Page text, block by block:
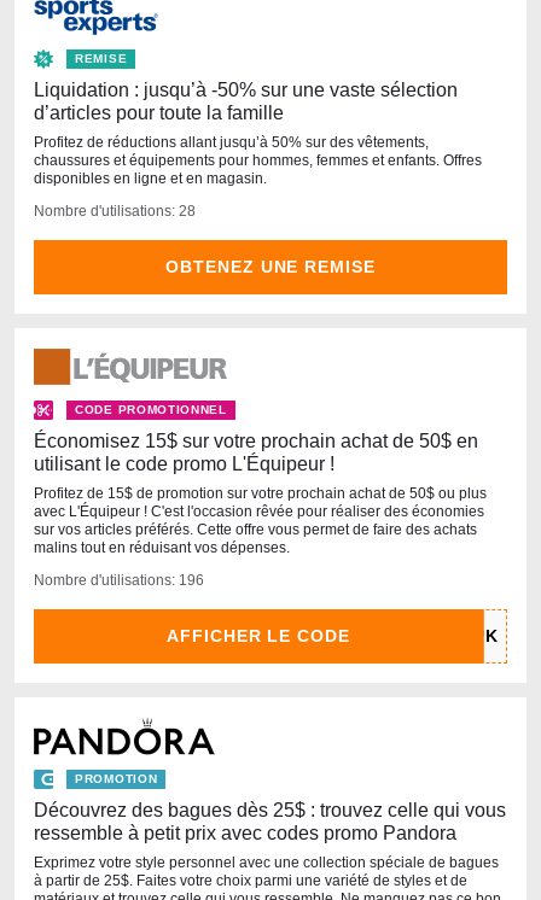
REMISE
Liquidation : jusqu’à -50% sur une vaste sélection
d’articles pour toute la famille
Profitez de réductions allant jusqu’à 50% sur des vêtements,
chaussures et équipements pour hommes, femmes et enfants. Offres
disponibles en ligne et en magasin.
Nombre d'utilisations: 28
OBTENEZ UNE REMISE
CODE PROMOTIONNEL
Économisez 15$ sur votre prochain achat de 50$ en
utilisant le code promo L'Équipeur !
Profitez de 15$ de promotion sur votre prochain achat de 50$ ou plus
avec L'Équipeur ! C'est l'occasion rêvée pour réaliser des économies
sur vos articles préférés. Cette offre vous permet de faire des achats
malins tout en réduisant vos dépenses.
Nombre d'utilisations: 196
AFFICHER LE CODE
PROMOTION
Découvrez des bagues dès 25$ : trouvez celle qui vous
ressemble à petit prix avec codes promo Pandora
Exprimez votre style personnel avec une collection spéciale de bagues
à partir de 25$. Faites votre choix parmi une variété de styles et de